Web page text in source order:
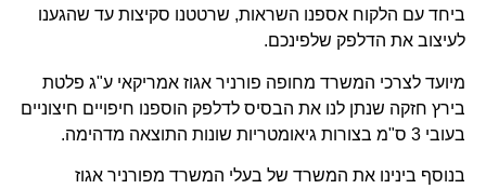
ביחד עם הלקוח אספנו השראות, שרטטנו סקיצות עד שהגענו
לעיצוב את הדלפק שלפינכם.
מיועד לצרכי המשרד מחופה פורניר אגוז אמריקאי ע"ג פלטת
בירץ חזקה שנתן לנו את הבסיס לדלפק הוספנו חיפויים חיצוניים
בעובי 3 ס"מ בצורות גיאומטריות שונות התוצאה מדהימה.
בנוסף בינינו את המשרד של בעלי המשרד מפורניר אגוז